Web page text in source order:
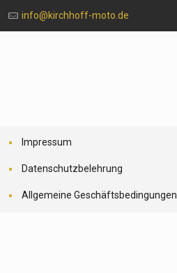
info@kirchhoff-moto.de
Impressum
Datenschutzbelehrung
Allgemeine Geschäftsbedingungen